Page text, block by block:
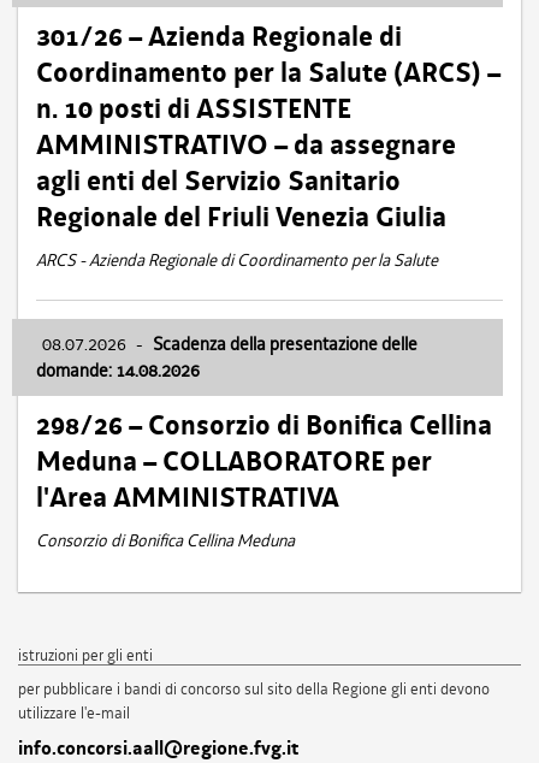
301/26 – Azienda Regionale di
Coordinamento per la Salute (ARCS) –
n. 10 posti di ASSISTENTE
AMMINISTRATIVO – da assegnare
agli enti del Servizio Sanitario
Regionale del Friuli Venezia Giulia
ARCS - Azienda Regionale di Coordinamento per la Salute
08.07.2026 - Scadenza della presentazione delle
domande: 14.08.2026
298/26 – Consorzio di Bonifica Cellina
Meduna – COLLABORATORE per
l'Area AMMINISTRATIVA
Consorzio di Bonifica Cellina Meduna
istruzioni per gli enti
per pubblicare i bandi di concorso sul sito della Regione gli enti devono
utilizzare l'e-mail
info.concorsi.aall@regione.fvg.it